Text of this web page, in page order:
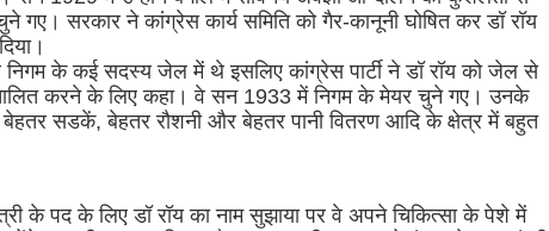
गए। सरकार ने कांग्रेस कार्य समिति को गैर-कानूनी घोषित कर डॉ रॉय
निगम के कई सदस्य जेल में थे इसलिए कांग्रेस पार्टी ने डॉ रॉय को जेल से
करने के लिए कहा। वे सन 1933 में निगम के मेयर चुने गए। उनके
बेहतर सडकें, बेहतर रौशनी और बेहतर पानी वितरण आदि के क्षेत्र में बहुत
के पद के लिए डॉ रॉय का नाम सुझाया पर वे अपने चिकित्सा के पेशे में